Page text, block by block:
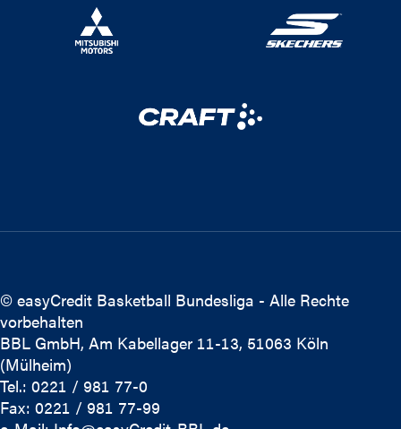
© easyCredit Basketball Bundesliga - Alle Rechte
vorbehalten
BBL GmbH, Am Kabellager 11-13, 51063 Köln
(Mülheim)
Tel.: 0221 / 981 77-0
Fax: 0221 / 981 77-99